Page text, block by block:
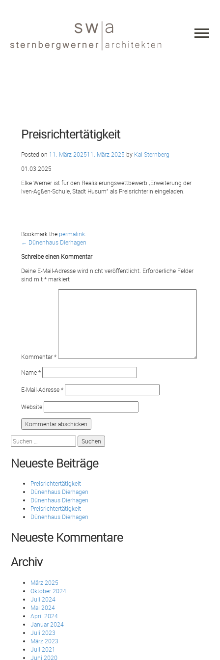
Preisrichtertätigkeit
Posted on 11. März 202511. März 2025 by Kai Sternberg
01.03.2025
Elke Werner ist für den Realisierungswettbewerb „Erweiterung der
Iven-Agßen-Schule, Stadt Husum“ als Preisrichterin eingeladen.
Bookmark the permalink.
Post
navigation
← Dünenhaus Dierhagen
Schreibe einen Kommentar
Deine E-Mail-Adresse wird nicht veröffentlicht. Erforderliche Felder
sind mit*markiert
Kommentar*
Name*
E-Mail-Adresse*
Website
Suchen
nach:
Neueste Beiträge
Preisrichtertätigkeit
Dünenhaus Dierhagen
Dünenhaus Dierhagen
Preisrichtertätigkeit
Dünenhaus Dierhagen
Neueste Kommentare
Archiv
März 2025
Oktober 2024
Juli 2024
Mai 2024
April 2024
Januar 2024
Juli 2023
März 2023
Juli 2021
Juni 2020